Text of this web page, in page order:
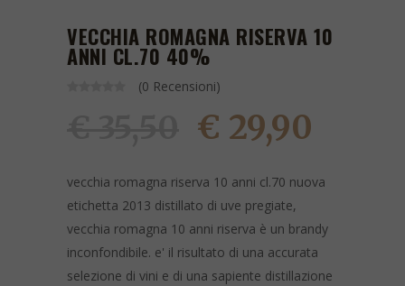
VECCHIA ROMAGNA RISERVA 10
ANNI CL.70 40%
(0 Recensioni)
€ 29,90
vecchia romagna riserva 10 anni cl.70 nuova
etichetta 2013 distillato di uve pregiate,
vecchia romagna 10 anni riserva è un brandy
inconfondibile. e' il risultato di una accurata
selezione di vini e di una sapiente distillazione